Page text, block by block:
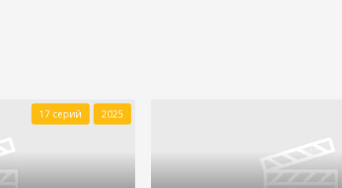
17 серий 2025